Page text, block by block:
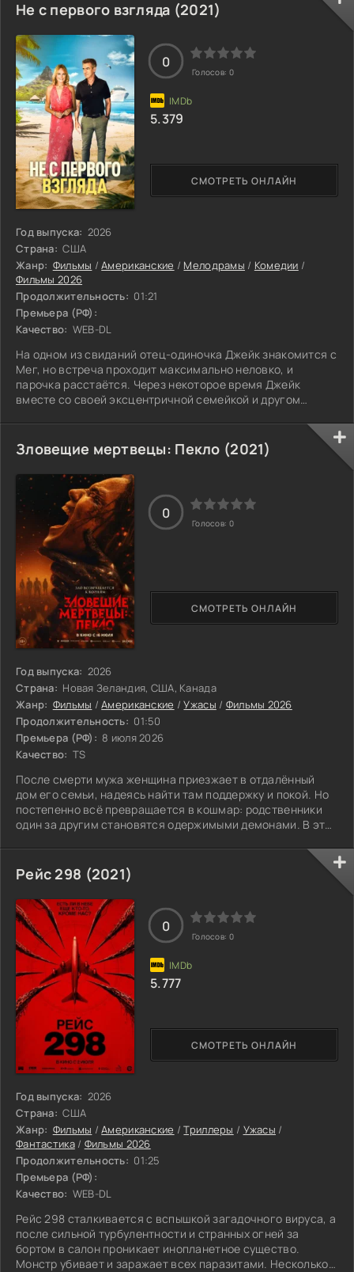
Не с первого взгляда (2021)
Год выпуска: 2026
Страна: США
Жанр: Фильмы /Американские / Мелодрамы / Комедии /
Фильмы 2026
Продолжительность: 01:21
Премьера (РФ):
Качество: WEB-DL
На одном из свиданий отец-одиночка Джейк знакомится с
Мег, но встреча проходит максимально неловко, и
парочка расстаётся. Через некоторое время Джейк
вместе со своей эксцентричной семейкой и другом
борту лайнера неожиданно сталкивается с той самой
Мег. Пока Джейк пытается понять, как подступиться к ней
во второй раз, Рубен признаётся, что влюбился в неё с
первого взгляда, и просит у друга разрешения ухаживать
за ней. Джейк соглашается и тут
СМОТРЕТЬ ОНЛАЙН
0
Голосов: 0
5.379
Зловещие мертвецы: Пекло (2021)
Год выпуска: 2026
Страна: Новая Зеландия, США, Канада
Жанр: Фильмы /Американские /Ужасы / Фильмы 2026
Продолжительность: 01:50
Премьера (РФ): 8 июля 2026
Качество: TS
После смерти мужа женщина приезжает в отдалённый
дом его семьи, надеясь найти там поддержку и покой. Но
постепенно всё превращается в кошмар: родственники
один за другим становятся одержимыми демонами. В этот
верности не заканчиваются даже со смертью.
СМОТРЕТЬ ОНЛАЙН
0
Голосов: 0
Рейс 298 (2021)
Год выпуска: 2026
Страна: США
Жанр: Фильмы /Американские /Триллеры / Ужасы /
Фантастика/ Фильмы 2026
Продолжительность: 01:25
Премьера (РФ):
Качество: WEB-DL
Рейс 298 сталкивается с вспышкой загадочного вируса, а
после сильной турбулентности и странных огней за
бортом в салон проникает инопланетное существо.
Монстр убивает и заражает всех паразитами. Несколько
СМОТРЕТЬ ОНЛАЙН
0
Голосов: 0
5.777